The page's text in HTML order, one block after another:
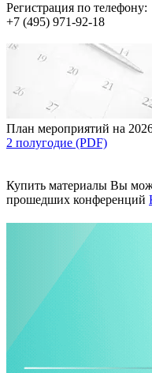
Регистрация по телефону:
+7 (495) 971-92-18
План мероприятий на
2 полугодие (PDF)
Купить материалы Вы
прошедших конференций